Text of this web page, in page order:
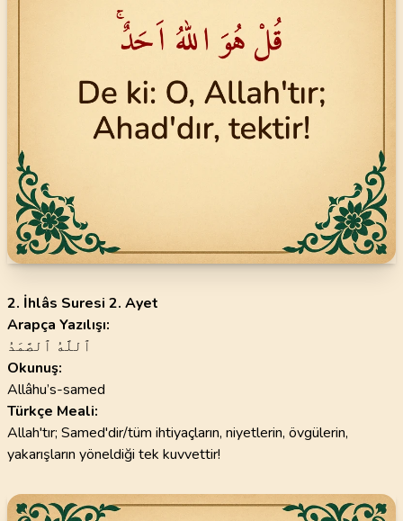
2. İhlâs Suresi 2. Ayet
Arapça Yazılışı:
ٱللَّهُ ٱلصَّمَدُ
Okunuş:
Allâhu’s-samed
Türkçe Meali:
Allah'tır; Samed'dir/tüm ihtiyaçların, niyetlerin, övgülerin,
yakarışların yöneldiği tek kuvvettir!